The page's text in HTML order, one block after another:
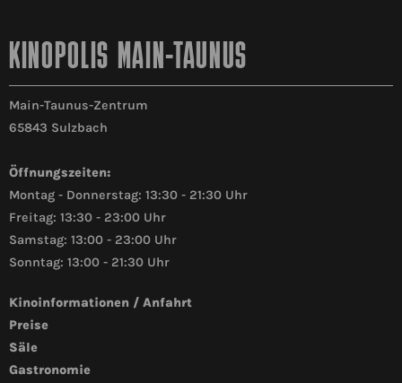
KINOPOLIS MAIN-TAUNUS
Main-Taunus-Zentrum
65843 Sulzbach
Öffnungszeiten:
Montag - Donnerstag: 13:30 - 21:30 Uhr
Freitag: 13:30 - 23:00 Uhr
Samstag: 13:00 - 23:00 Uhr
Sonntag: 13:00 - 21:30 Uhr
Kinoinformationen / Anfahrt
Preise
Säle
Gastronomie